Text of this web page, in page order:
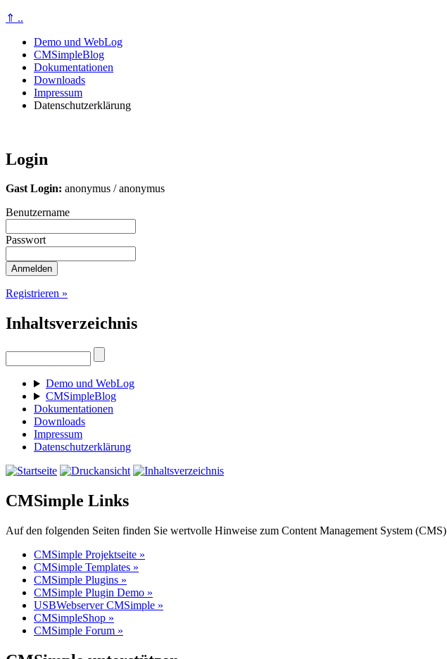
⇑ ..
Demo und WebLog
CMSimpleBlog
Dokumentationen
Downloads
Impressum
Datenschutzerklärung
Login
Gast Login: anonymus / anonymus
Benutzername
Passwort
Registrieren »
Inhaltsverzeichnis
Demo und WebLog
CMSimpleBlog
Dokumentationen
Downloads
Impressum
Datenschutzerklärung
CMSimple Links
Auf den folgenden Seiten finden Sie wertvolle Hinweise zum Content Management System (CMS)
CMSimple Projektseite »
CMSimple Templates »
CMSimple Plugins »
CMSimple Plugin Demo »
USBWebserver CMSimple »
CMSimpleShop »
CMSimple Forum »